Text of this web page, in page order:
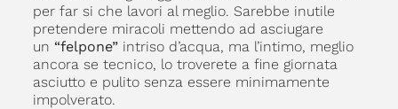
per far si che lavori al meglio. Sarebbe inutile
pretendere miracoli mettendo ad asciugare
un “felpone” intriso d’acqua, ma l’intimo, meglio
ancora se tecnico, lo troverete a fine giornata
asciutto e pulito senza essere minimamente
impolverato.